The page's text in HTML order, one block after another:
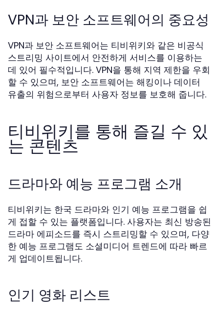
VPN과 보안 소프트웨어의 중요성
VPN과 보안 소프트웨어는 티비위키와 같은 비공식
스트리밍 사이트에서 안전하게 서비스를 이용하는
데 있어 필수적입니다. VPN을 통해 지역 제한을 우회
할 수 있으며, 보안 소프트웨어는 해킹이나 데이터
유출의 위험으로부터 사용자 정보를 보호해 줍니다.
티비위키를 통해 즐길 수 있
는 콘텐츠
드라마와 예능 프로그램 소개
티비위키는 한국 드라마와 인기 예능 프로그램을 쉽
게 접할 수 있는 플랫폼입니다. 사용자는 최신 방송된
드라마 에피소드를 즉시 스트리밍할 수 있으며, 다양
한 예능 프로그램도 소셜미디어 트렌드에 따라 빠르
게 업데이트됩니다.
인기 영화 리스트